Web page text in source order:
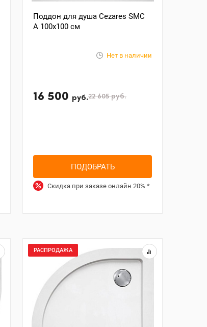
Поддон для душа Cezares SMC
A 100x100 см
Нет в наличии
16 500 руб.22 605руб.
ПОДОБРАТЬ
Скидка при заказе онлайн 20% *
РАСПРОДАЖА